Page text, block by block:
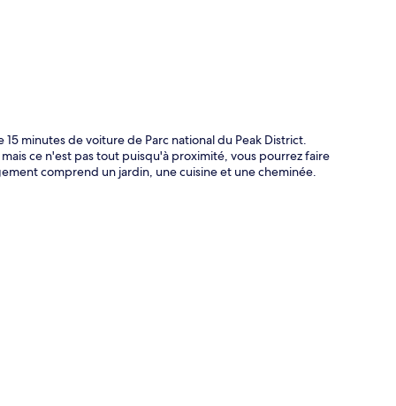
minutes de voiture de Parc national du Peak District.
ce n'est pas tout puisqu'à proximité, vous pourrez faire
comprend un jardin, une cuisine et une cheminée.